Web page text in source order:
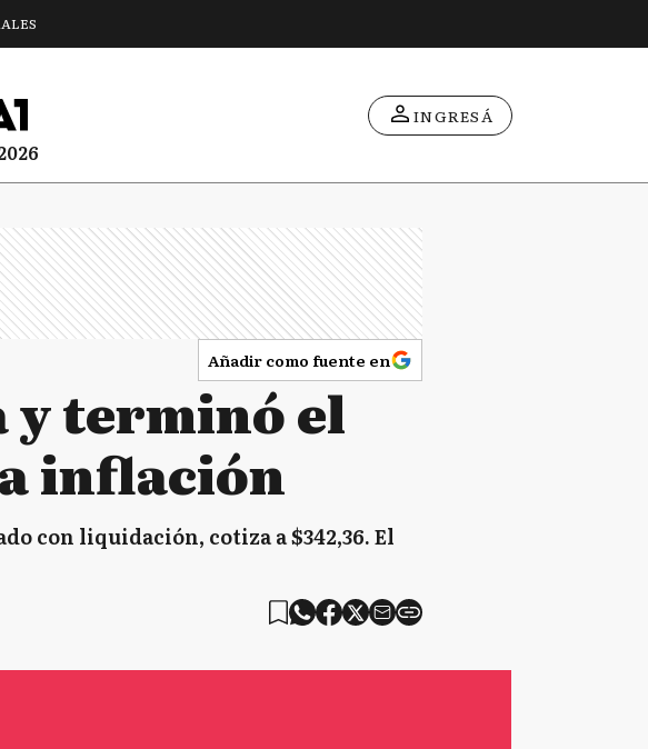
INGRESÁ
Añadir como fuente en
y terminó el
inflación
con liquidación, cotiza a $342,36. El